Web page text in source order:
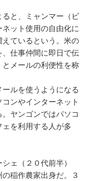
と、ミャンマー（ビ
ット使用の自由化に
ているという。米の
仕事仲間に即日で伝
メールの利便性を称
ルを使うようになる
ンやインターネット
ヤンゴンではパソコ
を利用する人が多
ェ（２０代前半）
稲作農家出身だ。３